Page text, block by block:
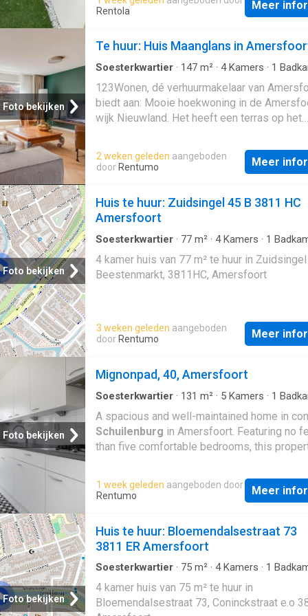
gebruikt worden. Een schuifpui geeft
Er is een inpandige garage/berging en
auto op eigen terrein t
Rentola
Meer
Foto bekijken
Te huur: Huis Maanglans in
Soesterkwartier · 147 m² · 4Kamers · 1
Terras
123Wonen, dé verhuurmakelaar van
biedt aan: Mooie hoekwoning in de
wijk Nieuwland. Het heeft een terras op het
Winkelcentrum De Nieuwe Hof is om de
bent zo in het centrum van Amersfoort.
zijn de uitvalswegen rondom Amersfoort
woning uitermate geschikt voor de
wonen en werken! Begane grond: Bij
de hal ziet u aan de rechterzijde de
toiletruimte en de trap naar de eerste
Links is de deur naar de berging/garage,
ook van buitenaf bereikbaar via een nieuwe
aangenaam lichte kamer kan ook als
gebruikt worden. Een schuifpui geeft
Er is een inpandige garage/berging en
auto op eigen terrein te parkeren. E
2 weken geleden aangeboden
door Rentumo Meer
Foto bekijken
Huis te huur: Zuidsingel 45 B 3811 HC
Amersfoort
Soesterkwartier · 77 m² · 4Kamers · 1
4 kamer huis van 77 m² te huur in
Beestenmarkt, 3811HC, Amersfoort
3 weken geleden aangeboden
door Rentumo Meer
Foto bekijken
Mignonpad, 40, Amersfoort
Soesterkwartier · 131 m² · 5 Kamers · 1
A spacious and well-maintained home in
Schuilenburg in Amersfoort. Featuring no
than five comfortable bedrooms, this
perfectly suited for large families, blended
households, or anyone who needs additional
for a home office, hobby room, fitness area,
heart of the home and provides a welcoming
to relax and spend time together. Large
allow an abundance of natural light to enter,
an open and inviting atmosphere. The kitchen
practical and well-equipped, making
cooking easy and enjoyable. The property is
1 week geleden aangeboden door
Rentumo
Meer
Foto bekijken
Huis te huur: Bloemendalsestraat 73
3811 ER Amersfoort
Soesterkwartier · 75 m² · 4Kamers · 1
4 kamer huis van 75 m² te huur in
Bloemendalsestraat 73, Coninckstraat e.o